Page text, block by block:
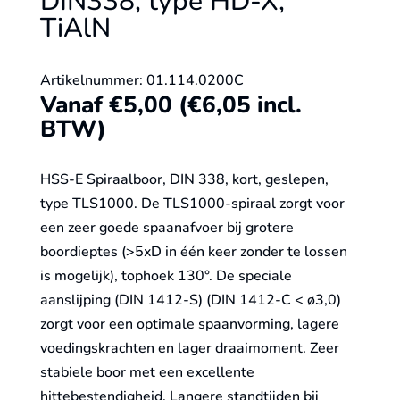
TiAlN
Artikelnummer: 01.114.0200C
Vanaf €5,00 (€6,05 incl.
BTW)
HSS-E Spiraalboor, DIN 338, kort, geslepen,
type TLS1000. De TLS1000-spiraal zorgt voor
een zeer goede spaanafvoer bij grotere
boordieptes (>5xD in één keer zonder te lossen
is mogelijk), tophoek 130°. De speciale
aanslijping (DIN 1412-S) (DIN 1412-C < ø3,0)
zorgt voor een optimale spaanvorming, lagere
voedingskrachten en lager draaimoment. Zeer
stabiele boor met een excellente